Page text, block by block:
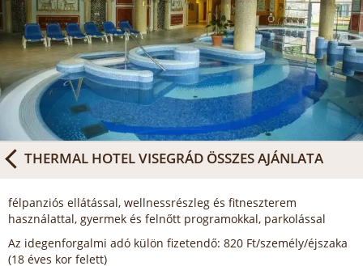
THERMAL HOTEL VISEGRÁD ÖSSZES AJÁNLATA
félpanziós ellátással, wellnessrészleg és fitneszterem
használattal, gyermek és felnőtt programokkal, parkolással
Az idegenforgalmi adó külön fizetendő: 820 Ft/személy/éjszaka
(18 éves kor felett)